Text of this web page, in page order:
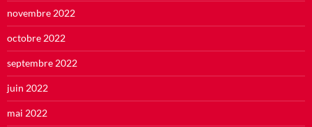
novembre 2022
octobre 2022
septembre 2022
juin 2022
mai 2022